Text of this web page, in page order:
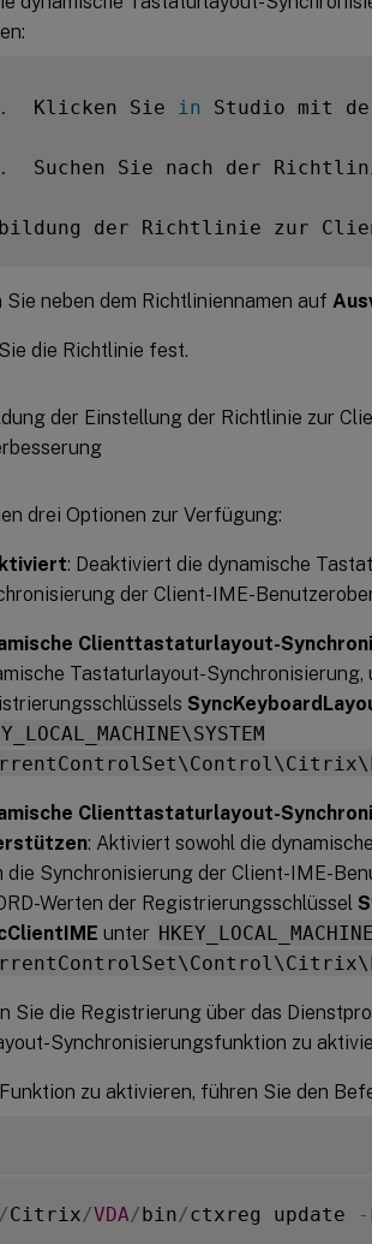
  Klicken Sie
in Studio mit
Suchen Sie nach der
der Richtlinie zur
Sie neben dem Richtliniennamen auf
die Richtlinie fest.
drei Optionen zur Verfügung:
: Deaktiviert die dynamische
der Client-IME-
Clienttastaturlayout-
Tastaturlayout-Synchronisierung,
Clienttastaturlayout-
: Aktiviert sowohl die
die Synchronisierung der Client-IME-
Werten der Registrierungsschlüssel
unter
Sie die Registrierung über das
Synchronisierungsfunktion zu
zu aktivieren, führen Sie den
/Citrix/VDA/bin/ctxreg update -